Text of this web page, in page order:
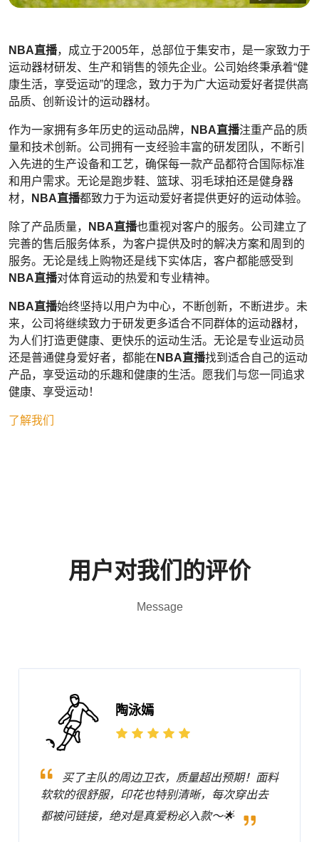
NBA直播，成立于2005年，总部位于集安市，是一家致力于
运动器材研发、生产和销售的领先企业。公司始终秉承着“健
康生活，享受运动”的理念，致力于为广大运动爱好者提供高
品质、创新设计的运动器材。
作为一家拥有多年历史的运动品牌， NBA直播注重产品的质
量和技术创新。公司拥有一支经验丰富的研发团队，不断引
入先进的生产设备和工艺，确保每一款产品都符合国际标准
和用户需求。无论是跑步鞋、篮球、羽毛球拍还是健身器
材，
NBA直播都致力于为运动爱好者提供更好的运动体验。
除了产品质量， NBA直播也重视对客户的服务。公司建立了
完善的售后服务体系，为客户提供及时的解决方案和周到的
服务。无论是线上购物还是线下实体店，客户都能感受到
NBA直播对体育运动的热爱和专业精神。
NBA直播始终坚持以用户为中心，不断创新，不断进步。未
来，公司将继续致力于研发更多适合不同群体的运动器材，
为人们打造更健康、更快乐的运动生活。无论是专业运动员
还是普通健身爱好者，都能在 NBA直播找到适合自己的运动
产品，享受运动的乐趣和健康的生活。愿我们与您一同追求
健康、享受运动！
了解我们
用户对我们的评价
Message
陶泳嫣
买了主队的周边卫衣，质量超出预期！面料
软软的很舒服，印花也特别清晰，每次穿出去
都被问链接，绝对是真爱粉必入款～🌟